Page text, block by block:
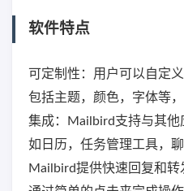
软件特点
可定制性：用户可以自定
包括主题，颜色，字体等
集成：Mailbird支持与其他
如日历，任务管理工具，
Mailbird提供快速回复和